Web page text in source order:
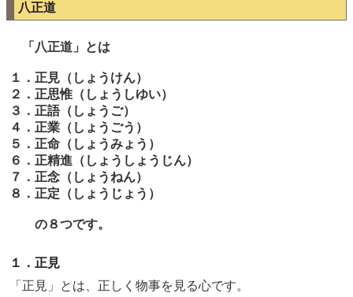
八正道
「八正道」とは
１．正見（しょうけん）
２．正思惟（しょうしゆい）
３．正語（しょうご）
４．正業（しょうごう）
５．正命（しょうみょう）
６．正精進（しょうしょうじん）
７．正念（しょうねん）
８．正定（しょうじょう）
の８つです。
１．正見
「正見」とは、正しく物事を見る心です。